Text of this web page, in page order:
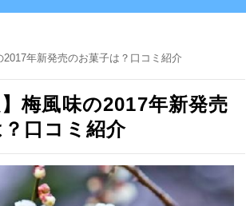
2017年新発売のお菓子は？口コミ紹介
】梅風味の2017年新発売
口コミ紹介